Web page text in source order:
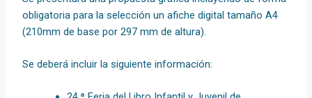
obligatoria para la selección un afiche digital tamaño A4
(210mm de base por 297 mm de altura).
Se deberá incluir la siguiente información: